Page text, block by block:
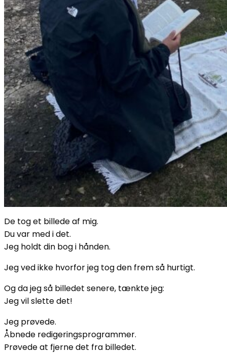
De tog et billede af mig.
Du var med i det.
Jeg holdt din bog i hånden.
Jeg ved ikke hvorfor jeg tog den frem så hurtigt.
Og da jeg så billedet senere, tænkte jeg:
Jeg vil slette det!
Jeg prøvede.
Åbnede redigeringsprogrammer.
Prøvede at fjerne det fra billedet.